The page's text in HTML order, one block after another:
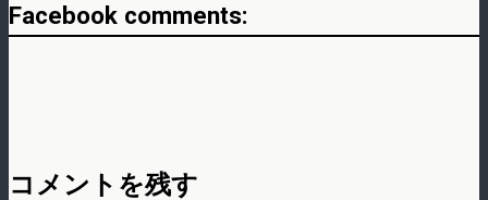
Facebook comments:
コメントを残す